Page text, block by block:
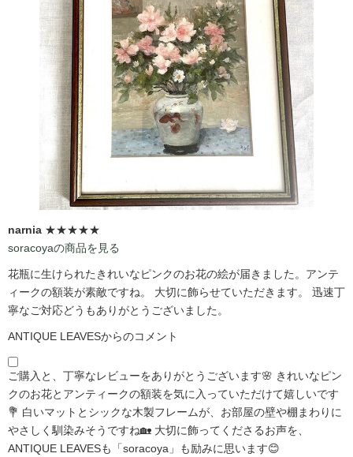
narnia ★★★★★
soracoyaの商品を見る
花瓶に生けられたきれいなピンクのお花の絵が届きました。アンテ
ィークの額装が素敵ですね。 大切に飾らせていただきます。 迅速丁
寧なご対応どうもありがとうございました。
ANTIQUE LEAVESからのコメント
ご購入と、丁寧なレビューをありがとうございます🌸 きれいなピン
クのお花とアンティークの額装を気に入っていただけて嬉しいです
💐 白いマットとシックな木製フレームが、お部屋の壁や棚まわりに
やさしく馴染みそうですね🏡 大切に飾ってくださるお声を、
ANTIQUE LEAVESも「soracoya」も励みに思います😊